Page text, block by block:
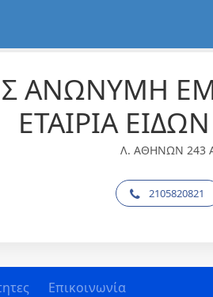
ΑΝΩΝΥΜΗ
ΕΤΑΙΡΙΑ
Λ. ΑΘΗΝΩΝ 243 Α
2105820821
Επικοινωνία